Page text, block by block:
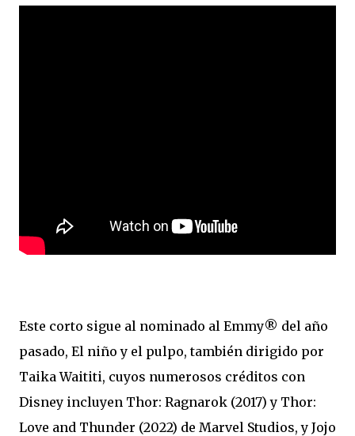
Este corto sigue al nominado al Emmy® del año
pasado, El niño y el pulpo, también dirigido por
Taika Waititi, cuyos numerosos créditos con
Disney incluyen Thor: Ragnarok (2017) y Thor:
Love and Thunder (2022) de Marvel Studios, y Jojo